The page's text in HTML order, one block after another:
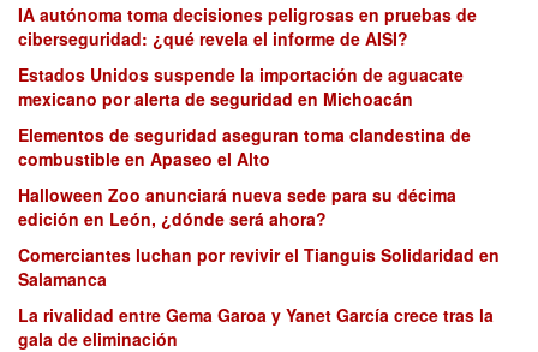
IA autónoma toma decisiones peligrosas en pruebas de
ciberseguridad: ¿qué revela el informe de AISI?
Estados Unidos suspende la importación de aguacate
mexicano por alerta de seguridad en Michoacán
Elementos de seguridad aseguran toma clandestina de
combustible en Apaseo el Alto
Halloween Zoo anunciará nueva sede para su décima
edición en León, ¿dónde será ahora?
Comerciantes luchan por revivir el Tianguis Solidaridad en
Salamanca
La rivalidad entre Gema Garoa y Yanet García crece tras la
gala de eliminación